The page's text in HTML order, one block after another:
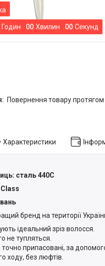
Годин 00 Хвилин 00 Секунд
повернення товару протягом
Характеристики
сталь 440С
бренд на території
ідеальний зріз волосся.
не тупляться.
точно припасовані, за
ходу, без люфтів.